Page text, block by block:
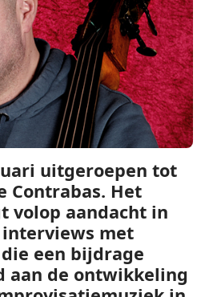
uitgeroepen tot
Contrabas. Het
volop aandacht in
met
een bijdrage
aan de ontwikkeling